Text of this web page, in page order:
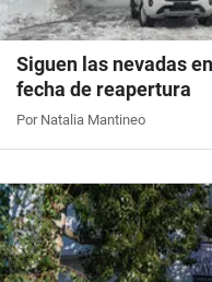
Siguen las nevadas
fecha de reapertura
Por Natalia Mantineo